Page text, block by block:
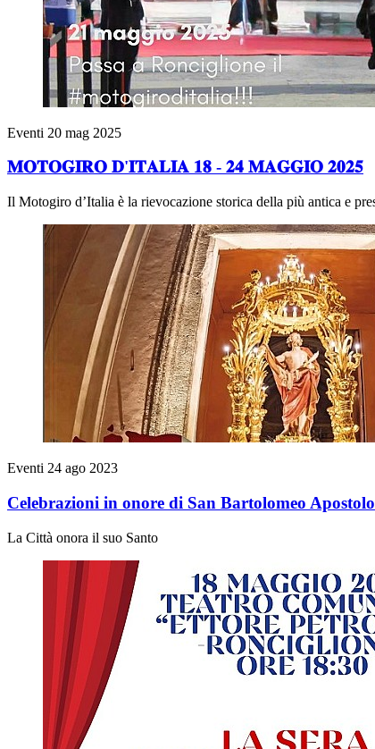
Eventi 20 mag 2025
𝐌𝐎𝐓𝐎𝐆𝐈𝐑𝐎 𝐃'𝐈𝐓𝐀𝐋𝐈𝐀 𝟏𝟖 - 𝟐𝟒 𝐌𝐀𝐆𝐆𝐈𝐎 𝟐𝟎𝟐𝟓
Il Motogiro d’Italia è la rievocazione storica della più antica e
Eventi 24 ago 2023
Celebrazioni in onore di San Bartolomeo Apostolo
La Città onora il suo Santo